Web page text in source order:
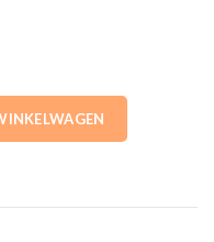
iso. S10 20x2,25mm